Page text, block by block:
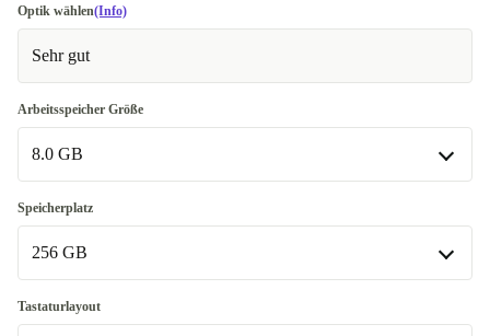
Optik wählen(Info)
Sehr gut
Arbeitsspeicher Größe
8.0 GB
8.0 GB
16.0 GB +47,99 €
Speicherplatz
256 GB
256 GB
Tastaturlayout